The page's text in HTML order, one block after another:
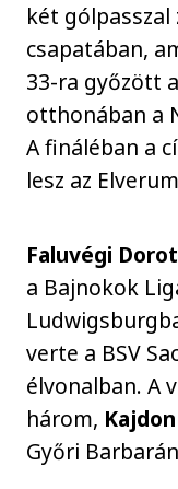
két gólpasszal
csapatában,
33-ra győzött
otthonában a
A fináléban a
lesz az
Faluvégi
a Bajnokok
verte a BSV
élvonalban. A
három,
Győri